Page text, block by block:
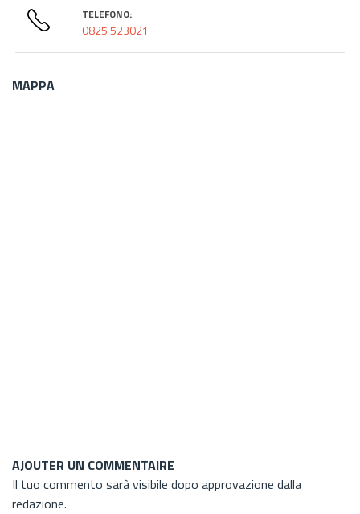
TELEFONO:
0825 523021
MAPPA
AJOUTER UN COMMENTAIRE
Il tuo commento sarà visibile dopo approvazione dalla
redazione.